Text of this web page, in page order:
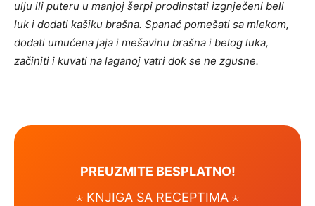
ulju ili puteru u manjoj šerpi prodinstati izgnječeni beli
luk i dodati kašiku brašna. Spanać pomešati sa mlekom,
dodati umućena jaja i mešavinu brašna i belog luka,
začiniti i kuvati na laganoj vatri dok se ne zgusne.
PREUZMITE BESPLATNO!
⋆ KNJIGA SA RECEPTIMA ⋆